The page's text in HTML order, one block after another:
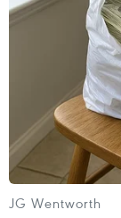
nhắc lại quan
xét một
dân với Triều
JG Wentworth